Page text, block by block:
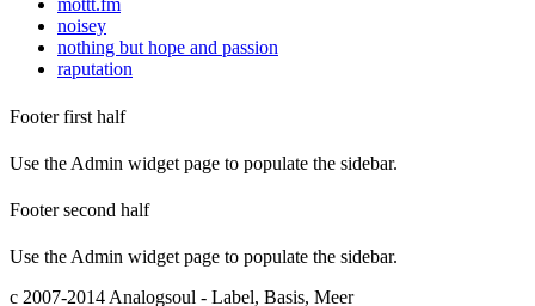
mottt.fm
noisey
nothing but hope and passion
raputation
Footer first half
Use the Admin widget page to populate the sidebar.
Footer second half
Use the Admin widget page to populate the sidebar.
c 2007-2014 Analogsoul - Label, Basis, Meer